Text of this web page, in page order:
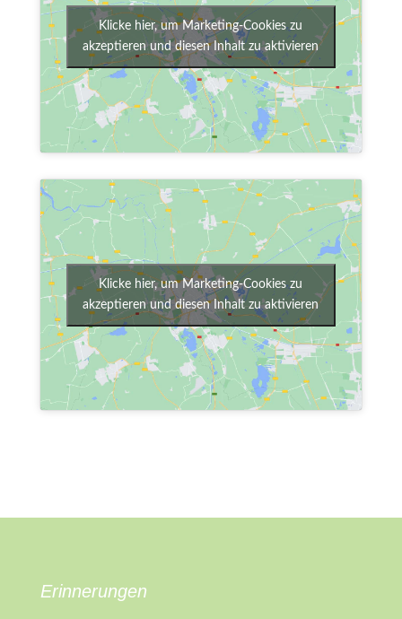
Klicke hier, um Marketing-Cookies zu
akzeptieren und diesen Inhalt zu aktivieren
Klicke hier, um Marketing-Cookies zu
akzeptieren und diesen Inhalt zu aktivieren
Erinnerungen